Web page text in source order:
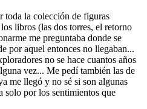
toda la colección de figuras
libros (las dos torres, el retorno
me preguntaba donde se
por aquel entonces no llegaban...
no se hace cuantos años
vez... Me pedí también las de
me llegó y no sé si son algunas
solo por los sentimientos que